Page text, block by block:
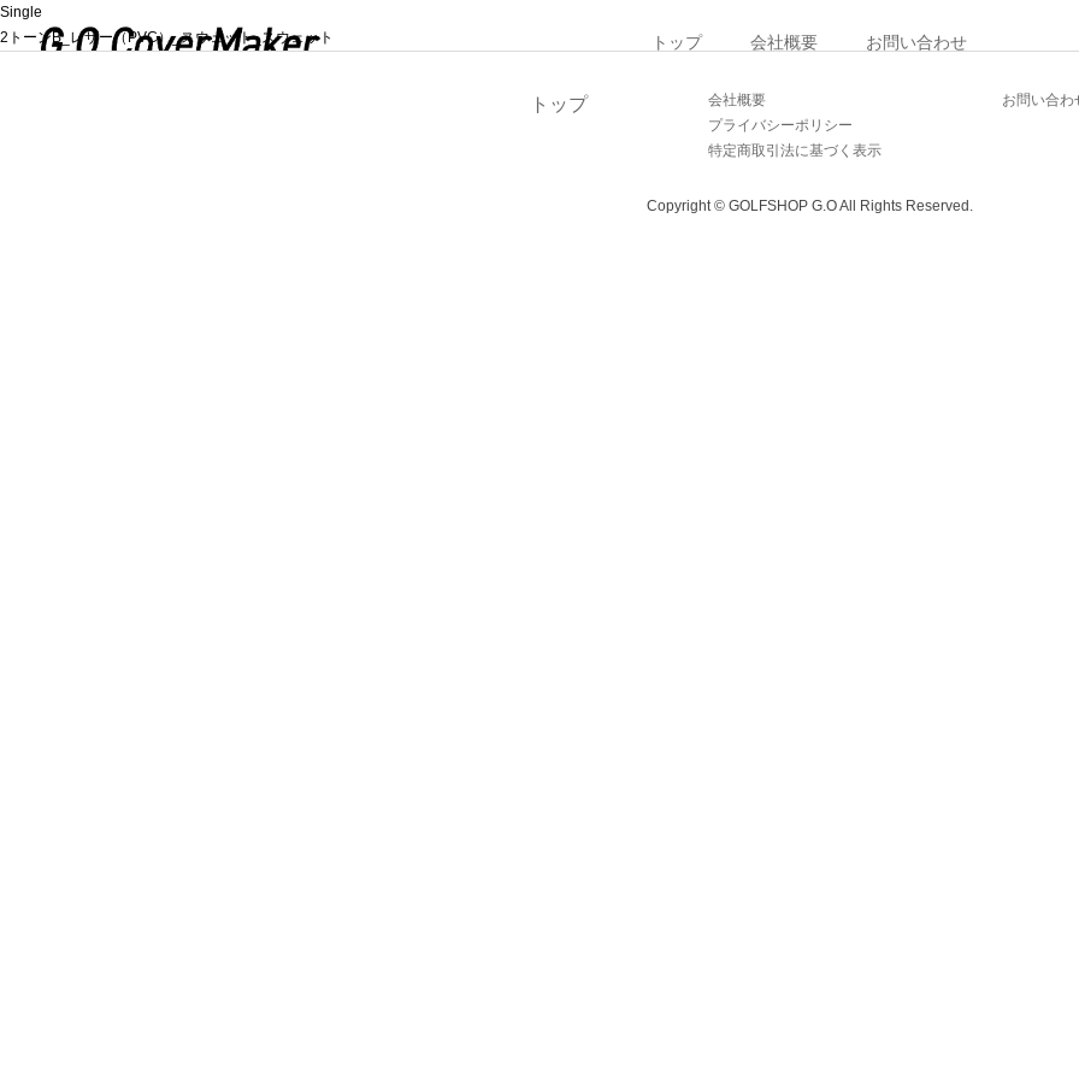
トップ 会社概要 お問い合わせ
Single
2トーンB_レザー（PVC）_スウェット_スウェット
トップ
会社概要
プライバシーポリシー
特定商取引法に基づく表示
お問い合わ
Copyright © GOLFSHOP G.O All Rights Reserved.